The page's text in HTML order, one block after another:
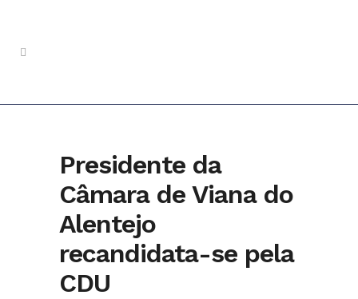
Presidente da
Câmara de Viana do
Alentejo
recandidata-se pela
CDU